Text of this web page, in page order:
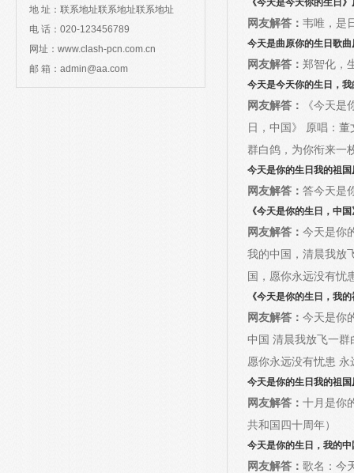
地 址：联系地址联系地址联系地址
电 话：020-123456789
网址：www.clash-pcn.com.cn
邮 箱：admin@aa.com
《今天是今天你的生日
网友解答： 韦唯，是
今天是曲原你的生日歌曲
网友解答： 郑智化，
今天是今天你的生日，
网友解答：
《今天
日，中国》 原唱：
群白鸽，为你衔来一
今天是你的生日我的祖国
网友解答： 答今天是
《今天是你的生日，中
网友解答： 今天是你
我的中国，清晨我放
国，愿你永远没有忧
《今天是你的生日，我
网友解答： 今天是你
中国 清晨我放飞一
愿你永远没有忧患
今天是你的生日我的祖
网友解答： 十月是你
共和国四十周年）
今天是你的生日，我的中
网友解答： 歌名：今